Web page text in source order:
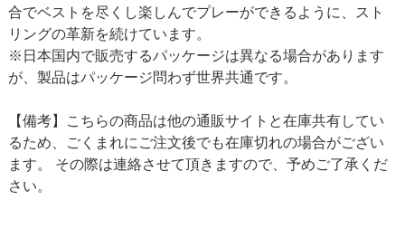
合でベストを尽くし楽しんでプレーができるように、スト
リングの革新を続けています。
※日本国内で販売するパッケージは異なる場合があります
が、製品はパッケージ問わず世界共通です。
【備考】こちらの商品は他の通販サイトと在庫共有してい
るため、ごくまれにご注文後でも在庫切れの場合がござい
ます。 その際は連絡させて頂きますので、予めご了承くだ
さい。